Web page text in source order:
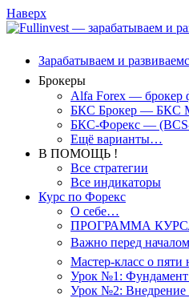
Наверх
Зарабатываем и
Брокеры
Alfa Forex — брокер
БКС Брокер — БКС
БКС-Форекс —
Ещё варианты…
В ПОМОЩЬ !
Все стратегии
Все индикаторы
Курс по Форекс
О себе…
ПРОГРАММА
Важно перед началом
Мастер-класс о
Урок №1:
Урок №2: Внедрение